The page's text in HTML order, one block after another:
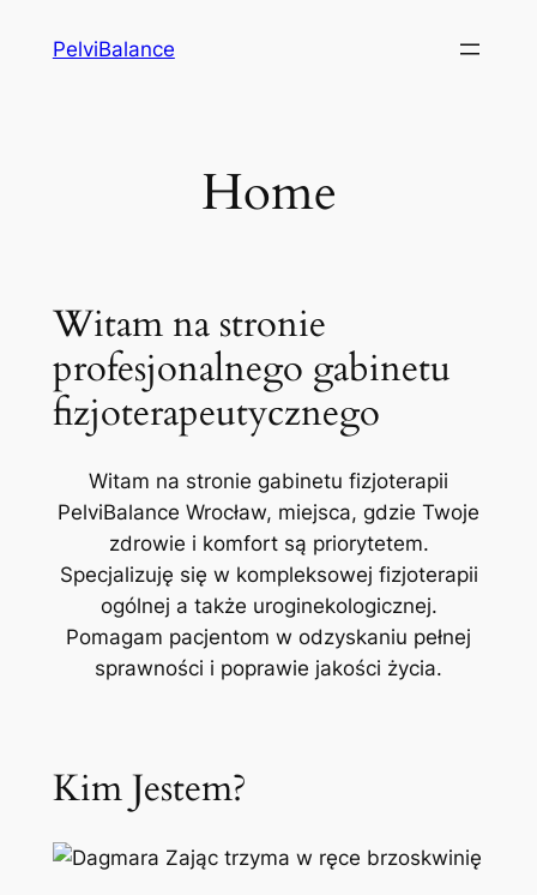
PelviBalance
Home
Witam na stronie
profesjonalnego gabinetu
fizjoterapeutycznego
Witam na stronie gabinetu fizjoterapii
PelviBalance Wrocław, miejsca, gdzie Twoje
zdrowie i komfort są priorytetem.
Specjalizuję się w kompleksowej fizjoterapii
ogólnej a także uroginekologicznej.
Pomagam pacjentom w odzyskaniu pełnej
sprawności i poprawie jakości życia.
Kim Jestem?